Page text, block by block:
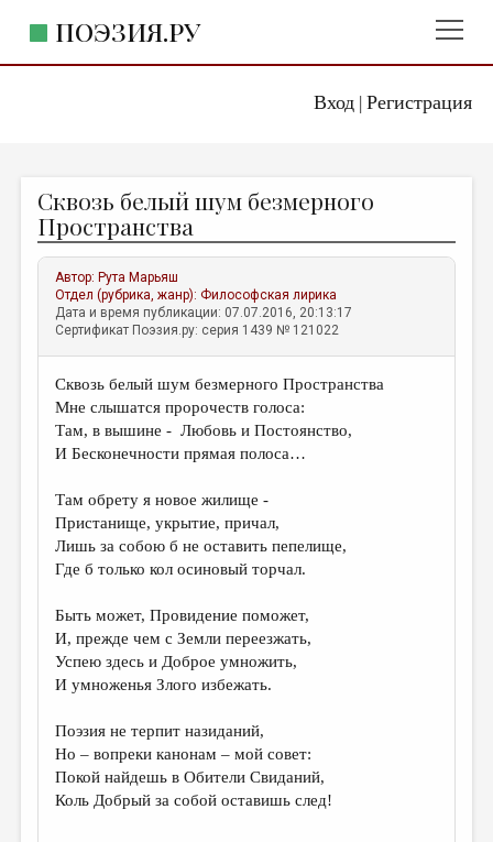
Вход| Регистрация
ПОЭЗИЯ.РУ
ЖАНРЫ
АВТОРЫ
КОММЕНТАРИИ
ЛИТСАЛОН
ПРАВИЛА САЙТА
ОТДЕЛЫ И РУБРИКИ
ДАЙДЖЕСТ
ПРОИЗВЕДЕНИЯ
КОНКУРСЫ
ДЕТСКАЯ КОМНАТА
ОБЗОР ЛИТЕРАТУРЫ
СТРАНИЦЫ ПАМЯТИ
Сквозь белый шум безмерного
Пространства
Автор: Рута Марьяш
Отдел (рубрика, жанр):Философская лирика
Дата и время публикации: 07.07.2016, 20:13:17
Сертификат Поэзия.ру: серия 1439 № 121022
Сквозь белый шум безмерного Пространства
Мне слышатся пророчеств голоса:
Там, в вышине - Любовь и Постоянство,
И Бесконечности прямая полоса…
Там обрету я новое жилище -
Пристанище, укрытие, причал,
Лишь за собою б не оставить пепелище,
Где б только кол осиновый торчал.
Быть может, Провидение поможет,
И, прежде чем с Земли переезжать,
Успею здесь и Доброе умножить,
И умноженья Злого избежать.
Поэзия не терпит назиданий,
Но – вопреки канонам – мой совет:
Покой найдешь в Обители Свиданий,
Коль Добрый за собой оставишь след!